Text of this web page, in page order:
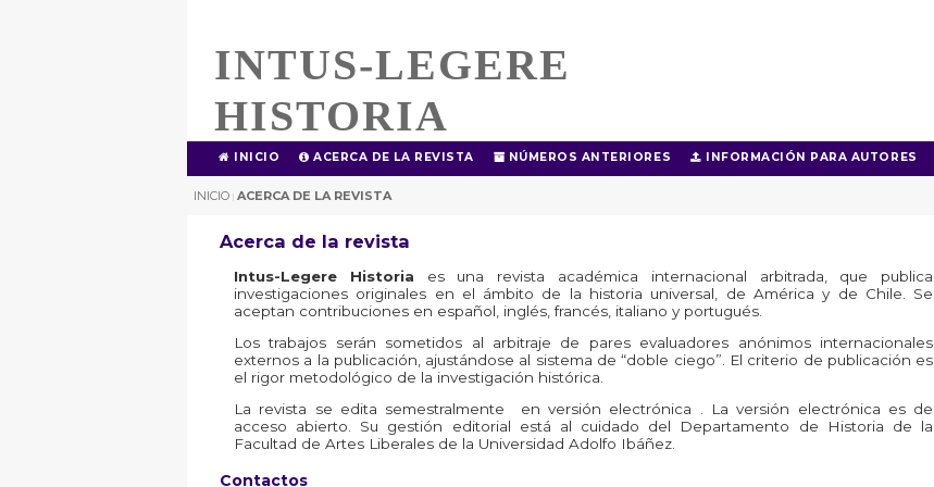
INTUS-LEGERE
HISTORIA
INICIO ACERCA DE LA REVISTA NÚMEROS ANTERIORES INFORMACIÓN PARA AUTORES
INICIO | ACERCA DE LA REVISTA
Acerca de la revista
Intus-Legere Historia es una revista académica internacional arbitrada, que publica
investigaciones originales en el ámbito de la historia universal, de América y de Chile. Se
aceptan contribuciones en español, inglés, francés, italiano y portugués.
Los trabajos serán sometidos al arbitraje de pares evaluadores anónimos internacionales
externos a la publicación, ajustándose al sistema de “doble ciego”. El criterio de publicación es
el rigor metodológico de la investigación histórica.
La revista se edita semestralmente en versión electrónica . La versión electrónica es de
acceso abierto. Su gestión editorial está al cuidado del Departamento de Historia de la
Facultad de Artes Liberales de la Universidad Adolfo Ibáñez.
Contactos